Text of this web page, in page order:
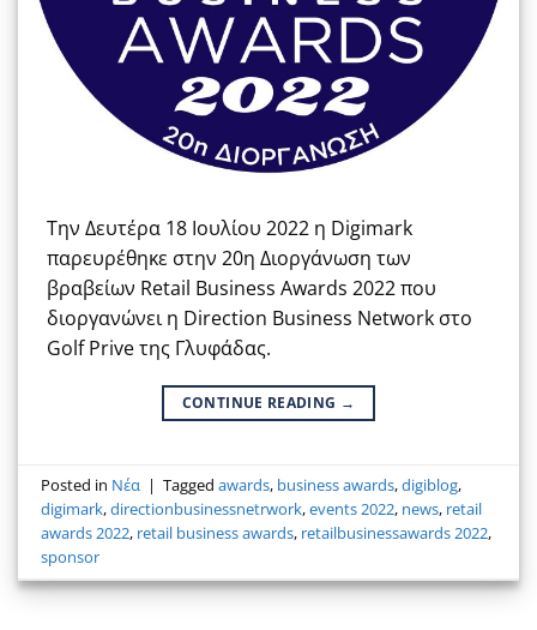
Την Δευτέρα 18 Ιουλίου 2022 η Digimark
παρευρέθηκε στην 20η Διοργάνωση των
βραβείων Retail Business Awards 2022 που
διοργανώνει η Direction Business Network στο
Golf Prive της Γλυφάδας.
CONTINUE READING →
Posted in Νέα | Taggedawards, business awards,digiblog,
digimark,directionbusinessnetrwork,events 2022, news, retail
awards 2022, retail business awards, retailbusinessawards 2022,
sponsor